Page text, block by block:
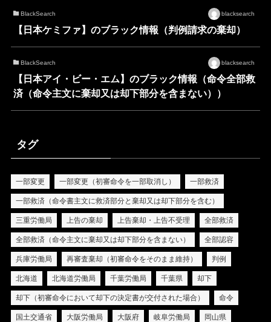
BlackSearch blacksearch
【日本ケミファ】のブラック情報（判例請求の棄却）
BlackSearch blacksearch
【日本アイ・ビー・エム】のブラック情報（命令全部救
済（命令主文に棄却又は却下部分を含まない））
タグ
一部変更 一部変更（初審命令を一部取消し） 一部救済
一部救済（命令書主文に救済部分と棄却又は却下部分を含む）
三重労働局 上告の棄却 上告棄却・上告不受理 全部救済
全部救済（命令主文に棄却又は却下部分を含まない） 全部認容
兵庫労働局 再審査棄却（初審命令をそのまま維持） 判例
北海道 北海道労働局 千葉労働局 千葉県 却下
却下（初審命令において却下の決定書が交付された場合） 命令
国土交通省 大阪労働局 大阪府 岐阜労働局 岡山県